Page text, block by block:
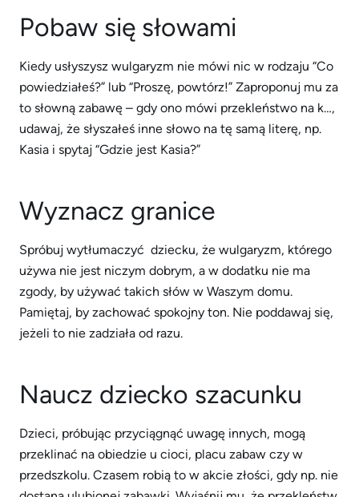
Pobaw się słowami
Kiedy usłyszysz wulgaryzm nie mówi nic w rodzaju “Co
powiedziałeś?” lub “Proszę, powtórz!” Zaproponuj mu za
to słowną zabawę – gdy ono mówi przekleństwo na k…,
udawaj, że słyszałeś inne słowo na tę samą literę, np.
Kasia i spytaj “Gdzie jest Kasia?”
Wyznacz granice
Spróbuj wytłumaczyć dziecku, że wulgaryzm, którego
używa nie jest niczym dobrym, a w dodatku nie ma
zgody, by używać takich słów w Waszym domu.
Pamiętaj, by zachować spokojny ton. Nie poddawaj się,
jeżeli to nie zadziała od razu.
Naucz dziecko szacunku
Dzieci, próbując przyciągnąć uwagę innych, mogą
przeklinać na obiedzie u cioci, placu zabaw czy w
przedszkolu. Czasem robią to w akcie złości, gdy np. nie